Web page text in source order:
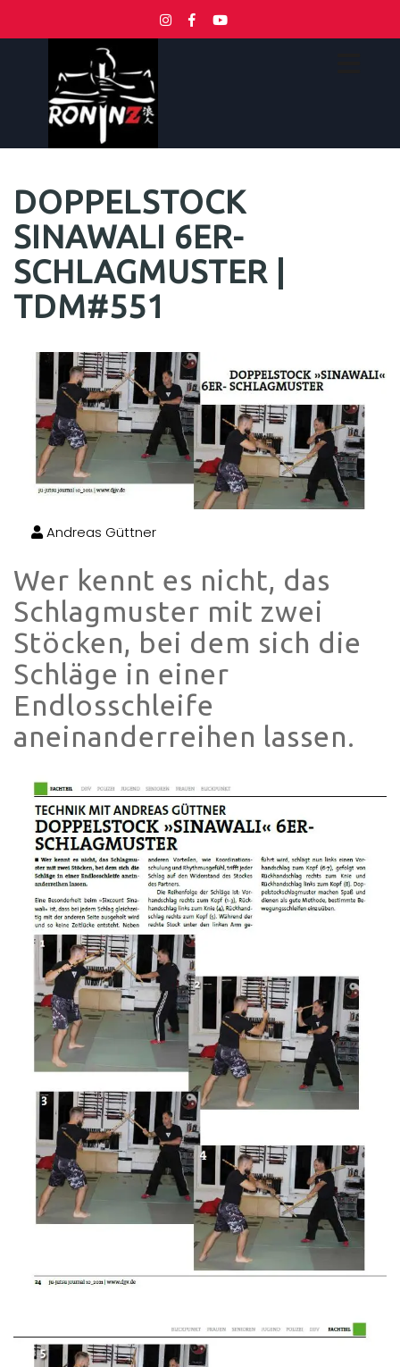
DOPPELSTOCK
SINAWALI 6ER-
SCHLAGMUSTER |
TDM#551
Andreas Güttner
Wer kennt es nicht, das
Schlagmuster mit zwei
Stöcken, bei dem sich die
Schläge in einer
Endlosschleife
aneinanderreihen lassen.